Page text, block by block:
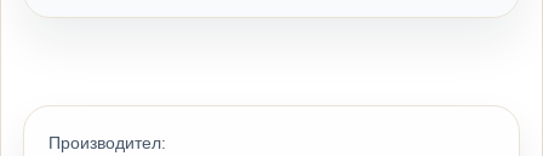
Производител: